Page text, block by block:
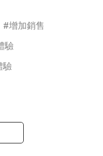
增加銷售
驗
驗